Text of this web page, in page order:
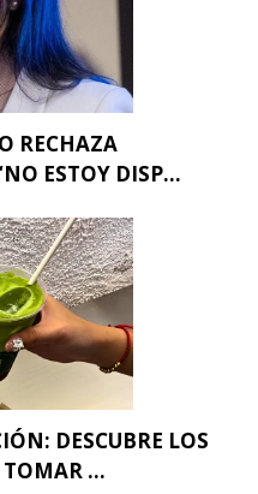
RECHAZA
ESTOY DISP...
DESCUBRE LOS
TOMAR ...